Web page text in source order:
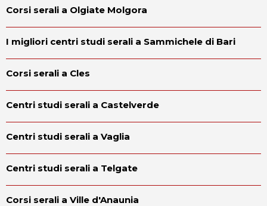
Corsi serali a Olgiate Molgora
I migliori centri studi serali a Sammichele di Bari
Corsi serali a Cles
Centri studi serali a Castelverde
Centri studi serali a Vaglia
Centri studi serali a Telgate
Corsi serali a Ville d'Anaunia